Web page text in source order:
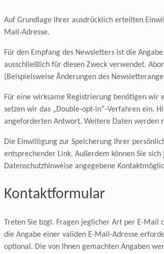
Auf Grundlage Ihrer ausdrücklich erteilten
Mail-Adresse.
Für den Empfang des Newsletters ist die
ausschließlich für diesen Zweck verwendet.
(Beispielsweise Änderungen des
Für eine wirksame Registrierung benötigen wir
setzen wir das „Double-opt-in“-Verfahren ein.
angeforderten Antwort. Weitere Daten werden
Die Einwilligung zur Speicherung Ihrer
entsprechender Link. Außerdem können Sie
Datenschutzhinweise angegebene
Kontaktformular
Treten Sie bzgl. Fragen jeglicher Art per E-
die Angabe einer validen E-Mail-Adresse
optional. Die von Ihnen gemachten Angaben